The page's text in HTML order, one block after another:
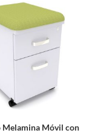
Móvil con